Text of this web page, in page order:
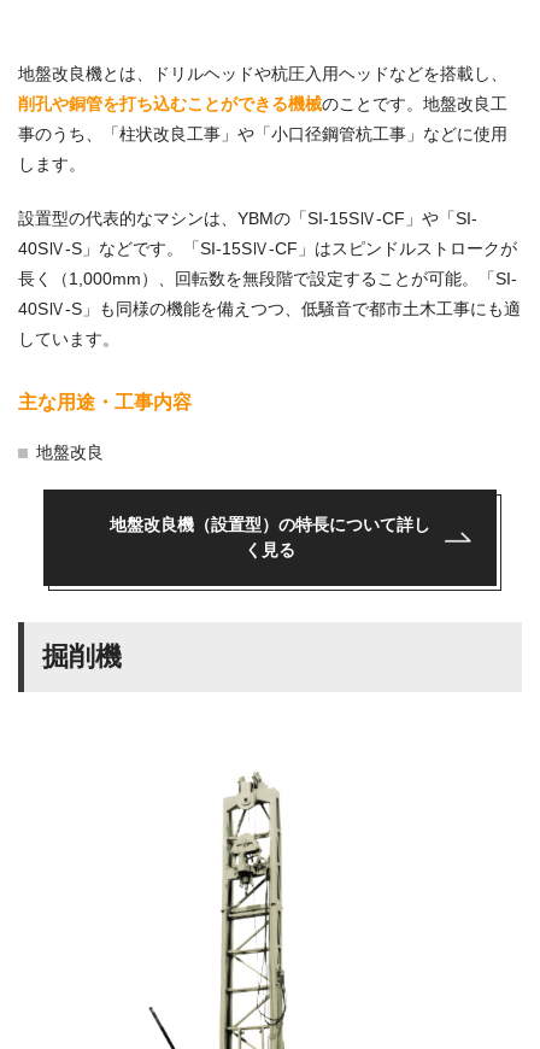
地盤改良機とは、ドリルヘッドや杭圧入用ヘッドなどを搭載し、
削孔や銅管を打ち込むことができる機械のことです。地盤改良工
事のうち、「柱状改良工事」や「小口径鋼管杭工事」などに使用
します。
設置型の代表的なマシンは、YBMの「SI-15SⅣ-CF」や「SI-
40SⅣ-S」などです。「SI-15SⅣ-CF」はスピンドルストロークが
長く（1,000mm）、回転数を無段階で設定することが可能。「SI-
40SⅣ-S」も同様の機能を備えつつ、低騒音で都市土木工事にも適
しています。
主な用途・工事内容
地盤改良
地盤改良機（設置型）の特長について詳し
く見る
掘削機